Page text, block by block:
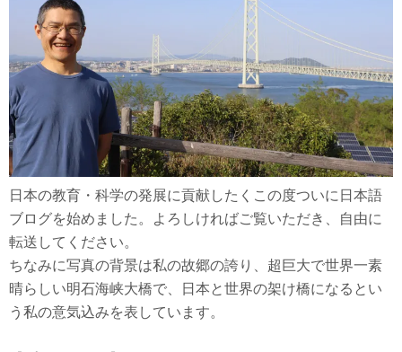
日本の教育・科学の発展に貢献したくこの度ついに日本語
ブログを始めました。よろしければご覧いただき、自由に
転送してください。
ちなみに写真の背景は私の故郷の誇り、超巨大で世界一素
晴らしい明石海峡大橋で、日本と世界の架け橋になるとい
う私の意気込みを表しています。